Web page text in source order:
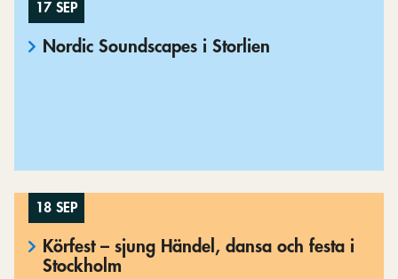
17 SEP
Nordic Soundscapes i Storlien
18 SEP
Körfest – sjung Händel, dansa och festa i
Stockholm